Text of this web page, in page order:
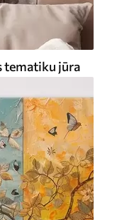
tematiku jūra